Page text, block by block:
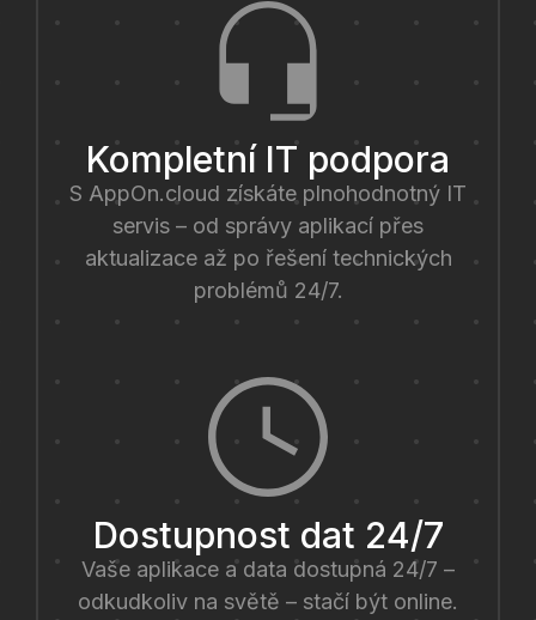
Kompletní IT podpora
S AppOn.cloud získáte plnohodnotný IT
servis – od správy aplikací přes
aktualizace až po řešení technických
problémů 24/7.
Dostupnost dat 24/7
Vaše aplikace a data dostupná 24/7 –
odkudkoliv na světě – stačí být online.